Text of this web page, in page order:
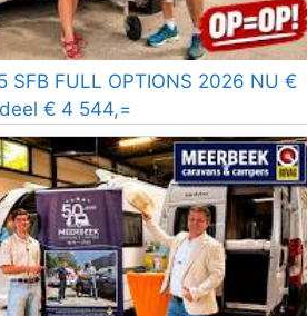
SFB FULL OPTIONS 2026 NU €
€ 4 544,=